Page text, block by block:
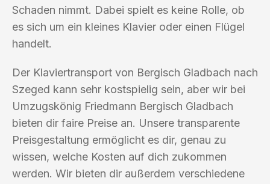
Schaden nimmt. Dabei spielt es keine Rolle, ob
es sich um ein kleines Klavier oder einen Flügel
handelt.
Der Klaviertransport von Bergisch Gladbach nach
Szeged kann sehr kostspielig sein, aber wir bei
Umzugskönig Friedmann Bergisch Gladbach
bieten dir faire Preise an. Unsere transparente
Preisgestaltung ermöglicht es dir, genau zu
wissen, welche Kosten auf dich zukommen
werden. Wir bieten dir außerdem verschiedene